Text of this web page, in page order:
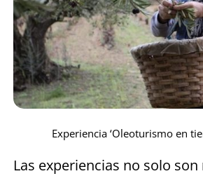
Experiencia ‘Oleoturismo en
Las experiencias no solo